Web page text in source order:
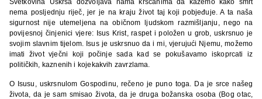
nema posljednju riječ, jer je na kraju život taj koji pobjeđuje. A ta naša
sigurnost nije utemeljena na običnom ljudskom razmišljanju, nego na
povijesnoj činjenici vjere: Isus Krist, raspet i položen u grob, uskrsnuo je
svojim slavnim tijelom. Isus je uskrsnuo da i mi, vjerujući Njemu, možemo
imati život vječni koji počinje sada kad se pokušavamo iskoprcati iz
političkih, kaznenih i kojekakvih zavrzlama.
O Isusu, uskrsnulom Gospodinu, rečeno je puno toga. Da je srce našeg
života, da je sam smisao života, da je druga božanska osoba (Bog otac,